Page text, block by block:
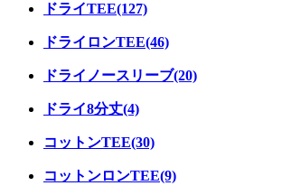
ドライTEE(127)
ドライロンTEE(46)
ドライノースリーブ(20)
ドライ8分丈(4)
コットンTEE(30)
コットンロンTEE(9)